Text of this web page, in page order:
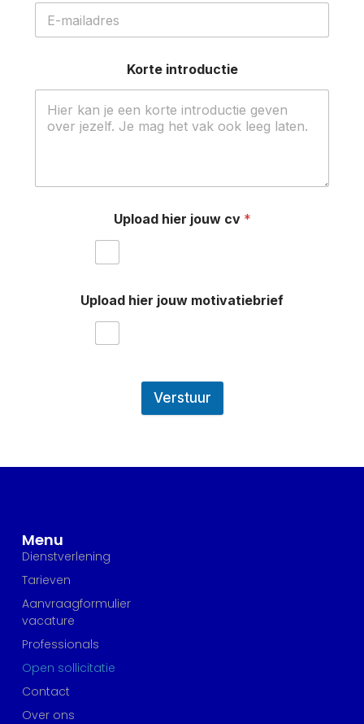
Korte introductie
Upload hier jouw cv *
Upload hier jouw motivatiebrief
Verstuur
Menu
Dienstverlening
Tarieven
Aanvraagformulier
vacature
Professionals
Open sollicitatie
Contact
Over ons